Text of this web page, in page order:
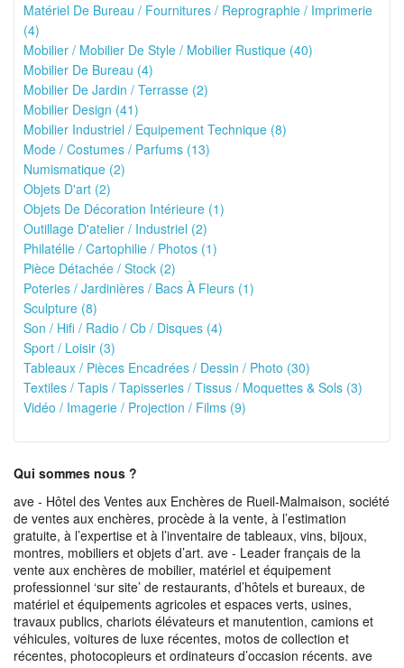
Matériel De Bureau / Fournitures / Reprographie / Imprimerie
(4)
Mobilier / Mobilier De Style / Mobilier Rustique (40)
Mobilier De Bureau (4)
Mobilier De Jardin / Terrasse (2)
Mobilier Design (41)
Mobilier Industriel / Equipement Technique (8)
Mode / Costumes / Parfums (13)
Numismatique (2)
Objets D'art (2)
Objets De Décoration Intérieure (1)
Outillage D'atelier / Industriel (2)
Philatélie / Cartophilie / Photos (1)
Pièce Détachée / Stock (2)
Poteries / Jardinières / Bacs À Fleurs (1)
Sculpture (8)
Son / Hifi / Radio / Cb / Disques (4)
Sport / Loisir (3)
Tableaux / Pièces Encadrées / Dessin / Photo (30)
Textiles / Tapis / Tapisseries / Tissus / Moquettes & Sols (3)
Vidéo / Imagerie / Projection / Films (9)
Qui sommes nous ?
ave - Hôtel des Ventes aux Enchères de Rueil-Malmaison, société
de ventes aux enchères, procède à la vente, à l’estimation
gratuite, à l’expertise et à l’inventaire de tableaux, vins, bijoux,
montres, mobiliers et objets d’art. ave - Leader français de la
vente aux enchères de mobilier, matériel et équipement
professionnel ‘sur site’ de restaurants, d’hôtels et bureaux, de
matériel et équipements agricoles et espaces verts, usines,
travaux publics, chariots élévateurs et manutention, camions et
véhicules, voitures de luxe récentes, motos de collection et
récentes, photocopieurs et ordinateurs d’occasion récents. ave